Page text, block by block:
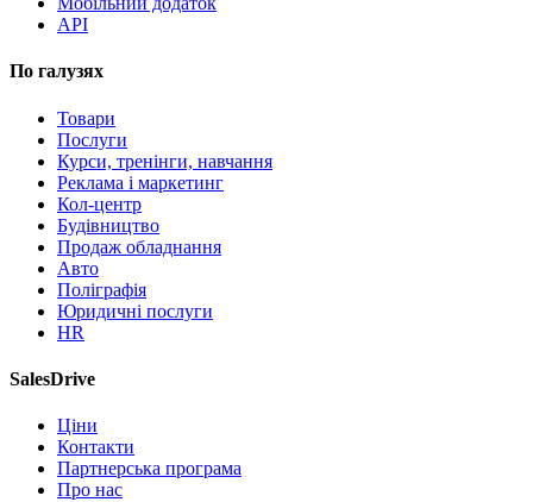
API
По галузях
Товари
Послуги
Курси, тренінги, навчання
Реклама і маркетинг
Кол-центр
Будівництво
Продаж обладнання
Авто
Поліграфія
Юридичні послуги
HR
SalesDrive
Ціни
Контакти
Партнерська програма
Про нас